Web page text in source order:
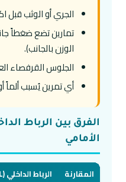
الجري أو الوثب قبل
تمارين تضع ضغطاً
الوزن بالجانب).
الجلوس القرفصاء
أي تمرين يُسبب ألماً
الفرق بين الرباط
الأمامي
المقارنة الرباط الداخلي (MCL)